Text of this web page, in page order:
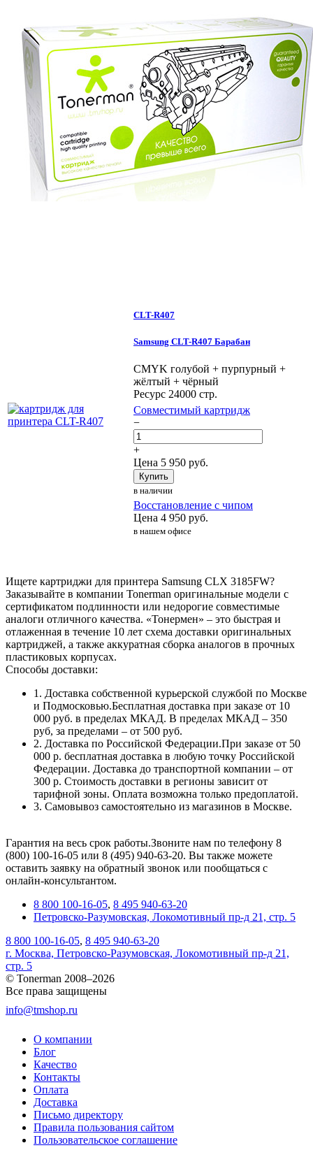
CLT-R407
Samsung CLT-R407 Барабан
CMYK голубой + пурпурный +
жёлтый + чёрный
Ресурс 24000 стр.
Совместимый картридж
−
+
Цена 5 950 руб.
Купить
в наличии
Восстановление с чипом
Цена 4 950 руб.
в нашем офисе
Ищете картриджи для принтера Samsung CLX 3185FW?
Заказывайте в компании Tonerman оригинальные модели с
сертификатом подлинности или недорогие совместимые
аналоги отличного качества. «Тонермен» – это быстрая и
отлаженная в течение 10 лет схема доставки оригинальных
картриджей, а также аккуратная сборка аналогов в прочных
пластиковых корпусах.
Способы доставки:
1. Доставка собственной курьерской службой по Москве
и Подмосковью.Бесплатная доставка при заказе от 10
000 руб. в пределах МКАД. В пределах МКАД – 350
руб, за пределами – от 500 руб.
2. Доставка по Российской Федерации.При заказе от 50
000 р. бесплатная доставка в любую точку Российской
Федерации. Доставка до транспортной компании – от
300 р. Стоимость доставки в регионы зависит от
тарифной зоны. Оплата возможна только предоплатой.
3. Самовывоз самостоятельно из магазинов в Москве.
Гарантия на весь срок работы.Звоните нам по телефону 8
(800) 100-16-05 или 8 (495) 940-63-20. Вы также можете
оставить заявку на обратный звонок или пообщаться с
онлайн-консультантом.
8 800 100-16-05, 8 495 940-63-20
Петровско-Разумовская, Локомотивный пр-д 21, стр. 5
8 800 100-16-05, 8 495 940-63-20
г. Москва, Петровско-Разумовская, Локомотивный пр-д 21,
стр. 5
© Tonerman 2008–2026
Все права защищены
info@tmshop.ru
О компании
Блог
Качество
Контакты
Оплата
Доставка
Письмо директору
Правила пользования сайтом
Пользовательское соглашение